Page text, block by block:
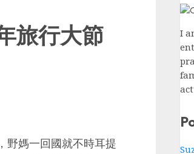
旅行大節
野媽一回國就不時耳提
I